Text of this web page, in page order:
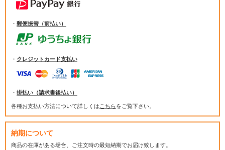
・ 郵便振替（前払い）
・ クレジットカード支払い
・ 掛払い（請求書後払い）
各種お支払い方法について詳しくは こちらをご覧下さい。
納期について
商品の在庫がある場合、ご注文時の最短納期でお届け致します。